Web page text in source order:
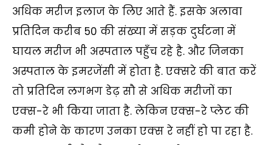
अधिक मरीज इलाज के लिए आते हैं. इसके अलावा
प्रतिदिन करीब 50 की संख्या में सड़क दुर्घटना में
घायल मरीज भी अस्पताल पहुँच रहे है. और जिनका
अस्पताल के इमरजेंसी में होता है. एक्सरे की बात करें
तो प्रतिदिन लगभग डेढ़ सौ से अधिक मरीजों का
एक्स-रे भी किया जाता है. लेकिन एक्स-रे प्लेट की
कमी होने के कारण उनका एक्स रे नहीं हो पा रहा है.